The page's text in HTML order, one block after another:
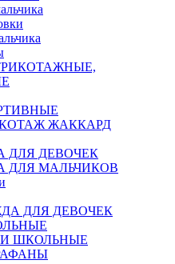
ЖАККАРД
ДЛЯ ДЕВОЧЕК
ДЛЯ МАЛЬЧИКОВ
ДЛЯ ДЕВОЧЕК
ШКОЛЬНЫЕ